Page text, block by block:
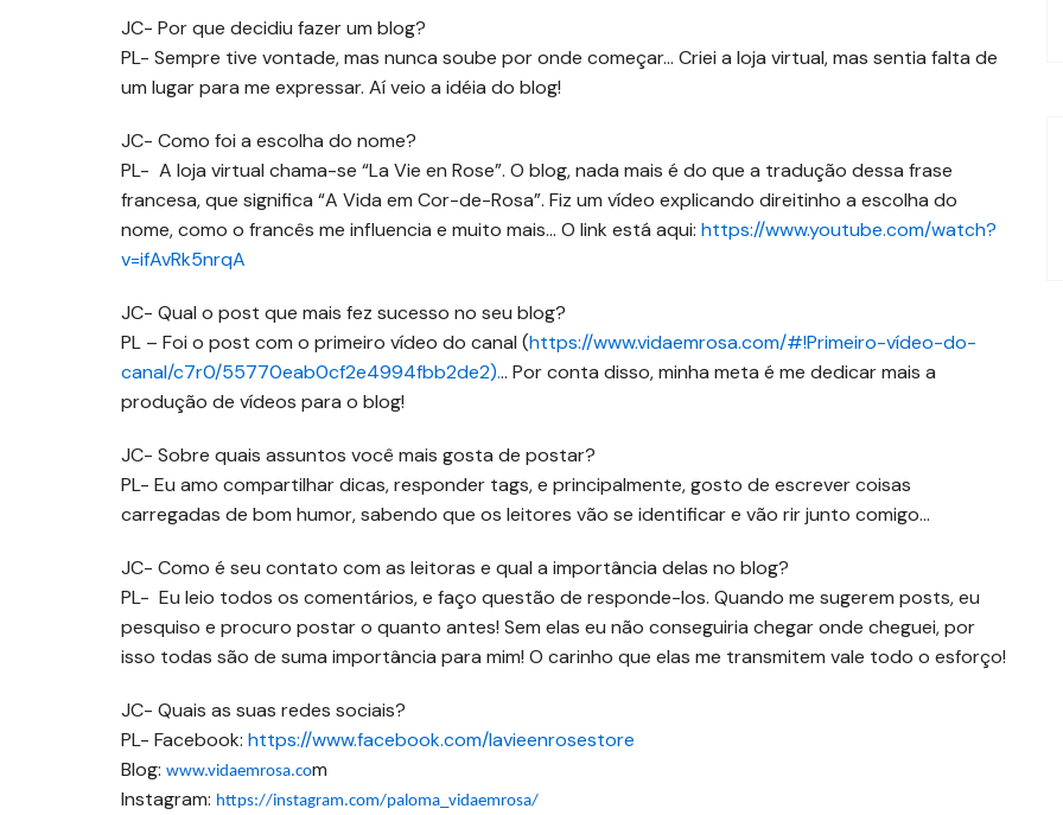
JC- Por que decidiu fazer um blog?
PL- Sempre tive vontade, mas nunca soube por onde começar… Criei a loja virtual, mas sentia falta de
um lugar para me expressar. Aí veio a idéia do blog!
JC- Como foi a escolha do nome?
PL- A loja virtual chama-se “La Vie en Rose”. O blog, nada mais é do que a tradução dessa frase
francesa, que significa “A Vida em Cor-de-Rosa”. Fiz um vídeo explicando direitinho a escolha do
nome, como o francês me influencia e muito mais… O link está aqui: https://www.youtube.com/watch?
v=ifAvRk5nrqA
JC- Qual o post que mais fez sucesso no seu blog?
PL – Foi o post com o primeiro vídeo do canal (https://www.vidaemrosa.com/#!Primeiro-vídeo-do-
canal/c7r0/55770eab0cf2e4994fbb2de2)... Por conta disso, minha meta é me dedicar mais a
produção de vídeos para o blog!
JC- Sobre quais assuntos você mais gosta de postar?
PL- Eu amo compartilhar dicas, responder tags, e principalmente, gosto de escrever coisas
carregadas de bom humor, sabendo que os leitores vão se identificar e vão rir junto comigo…
JC- Como é seu contato com as leitoras e qual a importância delas no blog?
PL- Eu leio todos os comentários, e faço questão de responde-los. Quando me sugerem posts, eu
pesquiso e procuro postar o quanto antes! Sem elas eu não conseguiria chegar onde cheguei, por
isso todas são de suma importância para mim! O carinho que elas me transmitem vale todo o esforço!
JC- Quais as suas redes sociais?
PL- Facebook: https://www.facebook.com/lavieenrosestore
Blog: www.vidaemrosa.com
Instagram: https://instagram.com/paloma_vidaemrosa/